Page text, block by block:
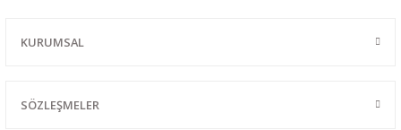
KURUMSAL
SÖZLEŞMELER